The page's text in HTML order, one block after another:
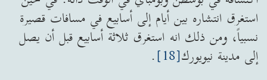
استغرق انتشاره بين أيام إلى أسابيع في مسافات قصيرة
نسبياً، ومن ذلك انه استغرق ثلاثة أسابيع قبل أن يصل
إلى مدينة نيويورك[18]
.